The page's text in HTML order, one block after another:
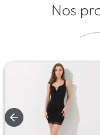
Nos